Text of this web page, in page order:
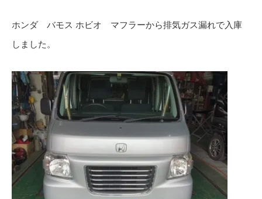
ホンダ バモス ホビオ マフラーから排気ガス漏れで入庫
しました。